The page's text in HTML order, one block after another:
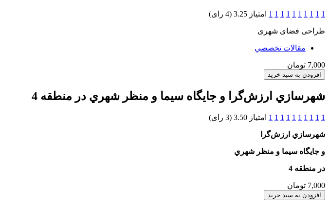
1
1
1
1
1
1
1
1
1
1 امتیاز 3.25 (4 رای)
طراحی فضای شهری
مقالات تخصصي
7,000 تومان
شهرسازي ارزش‌گرا و جايگاه سيما و منظر شهري در منطقه 4
1
1
1
1
1
1
1
1
1
1 امتیاز 3.50 (3 رای)
شهرسازي ارزش‌گرا
و جايگاه سيما و منظر شهري
در منطقه 4
7,000 تومان